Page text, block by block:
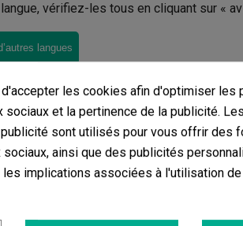
vérifiez-les tous en cliquant sur «
langues
les cookies afin d'optimiser les
et la pertinence de la publicité.
sont utilisés pour vous offrir des
ainsi que des publicités
implications associées à l'utilisation